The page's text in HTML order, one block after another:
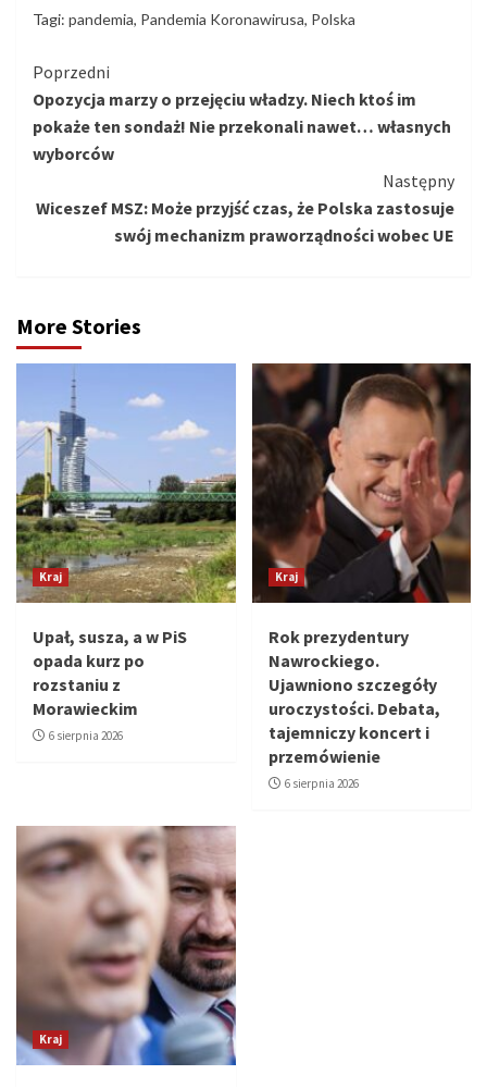
Tagi: pandemia, Pandemia Koronawirusa, Polska
Kontynuuj
czytanie
Poprzedni
Opozycja marzy o przejęciu władzy. Niech ktoś im
pokaże ten sondaż! Nie przekonali nawet… własnych
wyborców
Następny
Wiceszef MSZ: Może przyjść czas, że Polska zastosuje
swój mechanizm praworządności wobec UE
More Stories
Kraj
Upał, susza, a w PiS
opada kurz po
rozstaniu z
Morawieckim
6 sierpnia 2026
Kraj
Rok prezydentury
Nawrockiego.
Ujawniono szczegóły
uroczystości. Debata,
tajemniczy koncert i
przemówienie
6 sierpnia 2026
Kraj